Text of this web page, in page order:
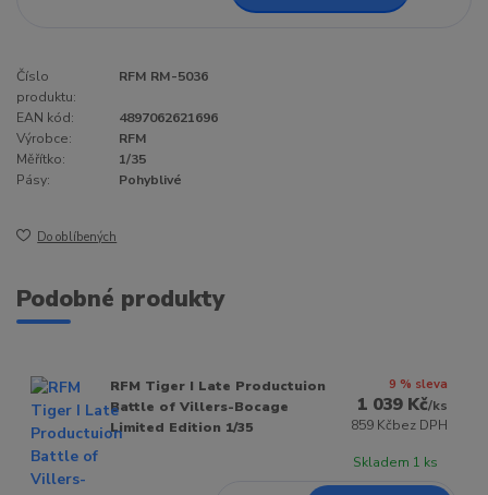
Číslo
produktu:
RFM RM-5036
EAN kód:
4897062621696
Výrobce:
RFM
Měřítko:
1/35
Pásy:
Pohyblivé
Do oblíbených
Podobné produkty
RFM Tiger I Late Productuion
Battle of Villers-Bocage
Limited Edition 1/35
9 % sleva
1 039 Kč/ks
859 Kčbez DPH
Skladem 1 ks